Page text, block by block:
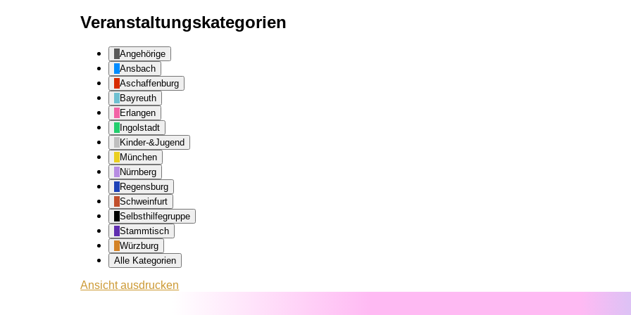
Veranstaltungskategorien
Angehörige
Ansbach
Aschaffenburg
Bayreuth
Erlangen
Ingolstadt
Kinder-&Jugend
München
Nürnberg
Regensburg
Schweinfurt
Selbsthilfegruppe
Stammtisch
Würzburg
Alle Kategorien
Ansichtausdrucken